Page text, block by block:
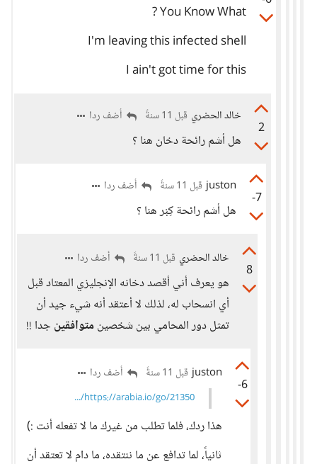
You Know What ?
I'm leaving this infected shell
I ain't got time for this
2
خالد الحضري قبل 11 سنةً أضف ردا
هل أشم رائحة دخان هنا ؟
-7
juston قبل 11 سنةً أضف ردا
هل أشم رائحة كِبْر هنا ؟
8
خالد الحضري قبل 11 سنةً أضف ردا
هو يعرف أني أقصد دخانه الإنجليزي المعتاد قبل
أي انسحاب له، لذلك لا أعتقد أنه شيء جيد أن
تمثل دور المحامي بين شخصينمتوافقين جدا !!
-6
juston قبل 11 سنةً أضف ردا
https://arabia.io/go/21350/...
هذا ردك، فلما تطلب من غيرك ما لا تفعله أنت :)
ثانياً، لما تدافع عن ما ننتقده، ما دام لا تعتقد أن